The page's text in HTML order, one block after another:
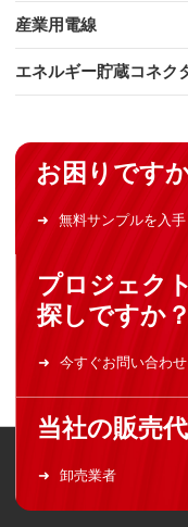
産業用電線
エネルギー貯蔵コネク
お困りです
無料サンプルを入手
プロジェク
探しですか？
今すぐお問い合わ
当社の販売
卸売業者